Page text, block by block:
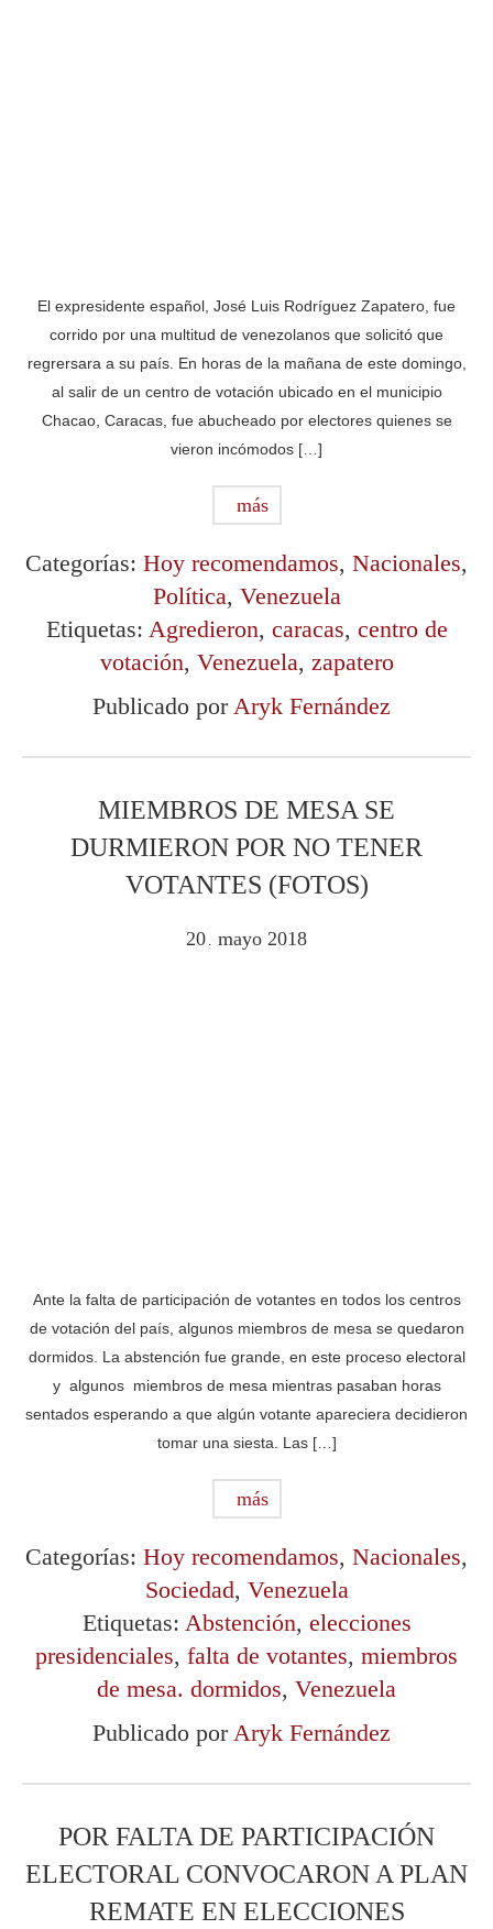
El expresidente español, José Luis Rodríguez Zapatero, fue
corrido por una multitud de venezolanos que solicitó que
regrersara a su país. En horas de la mañana de este domingo,
al salir de un centro de votación ubicado en el municipio
Chacao, Caracas, fue abucheado por electores quienes se
vieron incómodos […]
más
Categorías: Hoy recomendamos, Nacionales,
Política, Venezuela
Etiquetas: Agredieron, caracas, centro de
votación, Venezuela, zapatero
Publicado porAryk Fernández
MIEMBROS DE MESA SE
DURMIERON POR NO TENER
VOTANTES (FOTOS)
20 . mayo 2018
Ante la falta de participación de votantes en todos los centros
de votación del país, algunos miembros de mesa se quedaron
dormidos. La abstención fue grande, en este proceso electoral
y algunos miembros de mesa mientras pasaban horas
sentados esperando a que algún votante apareciera decidieron
tomar una siesta. Las […]
más
Categorías: Hoy recomendamos, Nacionales,
Sociedad, Venezuela
Etiquetas: Abstención, elecciones
presidenciales, falta de votantes, miembros
de mesa. dormidos, Venezuela
Publicado porAryk Fernández
POR FALTA DE PARTICIPACIÓN
ELECTORAL CONVOCARON A PLAN
REMATE EN ELECCIONES